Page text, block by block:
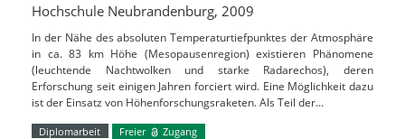
Hochschule Neubrandenburg, 2009
In der Nähe des absoluten Temperaturtiefpunktes der Atmosphäre
in ca. 83 km Höhe (Mesopausenregion) existieren Phänomene
(leuchtende Nachtwolken und starke Radarechos), deren
Erforschung seit einigen Jahren forciert wird. Eine Möglichkeit dazu
ist der Einsatz von Höhenforschungsraketen. Als Teil der…
Diplomarbeit Freier Zugang